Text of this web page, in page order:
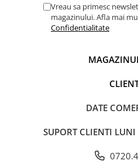
Vreau sa primesc
magazinului. Afla mai
Confidentialitate
DATE
SUPORT CLIENTI LUNI